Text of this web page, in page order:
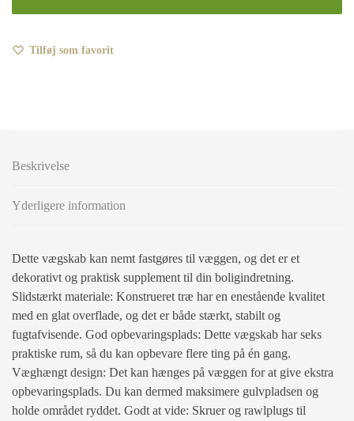
Tilføj som favorit
Beskrivelse
Yderligere information
Dette vægskab kan nemt fastgøres til væggen, og det er et
dekorativt og praktisk supplement til din boligindretning.
Slidstærkt materiale: Konstrueret træ har en enestående kvalitet
med en glat overflade, og det er både stærkt, stabilt og
fugtafvisende. God opbevaringsplads: Dette vægskab har seks
praktiske rum, så du kan opbevare flere ting på én gang.
Væghængt design: Det kan hænges på væggen for at give ekstra
opbevaringsplads. Du kan dermed maksimere gulvpladsen og
holde området ryddet. Godt at vide: Skruer og rawlplugs til